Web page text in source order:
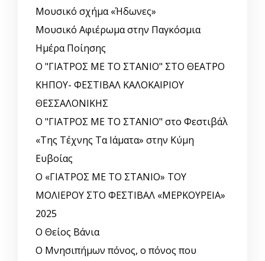
Μουσικό σχήμα «Ήδωνες»
Μουσικό Αφιέρωμα στην Παγκόσμια
Ημέρα Ποίησης
Ο "ΓΙΑΤΡΟΣ ΜΕ ΤΟ ΣΤΑΝΙΟ" ΣΤΟ ΘΕΑΤΡΟ
ΚΗΠΟΥ- ΦΕΣΤΙΒΑΛ ΚΑΛΟΚΑΙΡΙΟΥ
ΘΕΣΣΑΛΟΝΙΚΗΣ
Ο "ΓΙΑΤΡΟΣ ΜΕ ΤΟ ΣΤΑΝΙΟ" στο Φεστιβάλ
«Της Τέχνης Τα Ιάματα» στην Κύμη
Ευβοίας
Ο «ΓΙΑΤΡΟΣ ΜΕ ΤΟ ΣΤΑΝΙΟ» ΤΟΥ
ΜΟΛΙΕΡΟΥ ΣΤΟ ΦΕΣΤΙΒΑΛ «ΜΕΡΚΟΥΡΕΙΑ»
2025
Ο Θείος Βάνια
Ο Μνησιπήμων πόνος, ο πόνος που